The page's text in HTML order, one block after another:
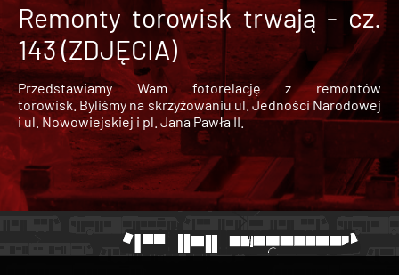
Remonty torowisk trwają - cz.
143 (ZDJĘCIA)
Przedstawiamy Wam fotorelację z remontów
torowisk. Byliśmy na skrzyżowaniu ul. Jedności Narodowej
i ul. Nowowiejskiej i pl. Jana Pawła II.